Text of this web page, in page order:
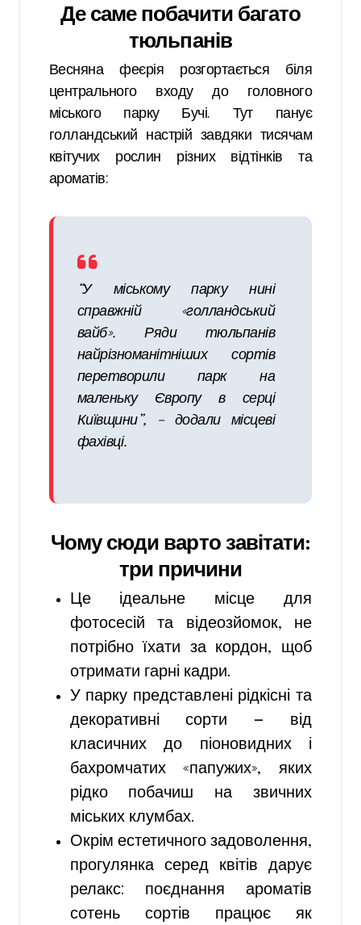
Де саме побачити багато
тюльпанів
Весняна феєрія розгортається біля
центрального входу до головного
міського парку Бучі. Тут панує
голландський настрій завдяки тисячам
квітучих рослин різних відтінків та
ароматів:
“У міському парку нині
справжній «голландський
вайб». Ряди тюльпанів
найрізноманітніших сортів
перетворили парк на
маленьку Європу в серці
Київщини”, – додали місцеві
фахівці.
Чому сюди варто завітати:
три причини
Це ідеальне місце для
фотосесій та відеозйомок, не
потрібно їхати за кордон, щоб
отримати гарні кадри.
У парку представлені рідкісні та
декоративні сорти — від
класичних до піоновидних і
бахромчатих «папужих», яких
рідко побачиш на звичних
міських клумбах.
Окрім естетичного задоволення,
прогулянка серед квітів дарує
релакс: поєднання ароматів
сотень сортів працює як